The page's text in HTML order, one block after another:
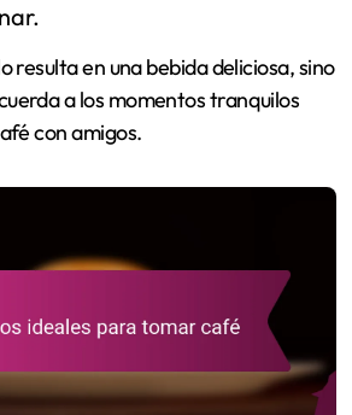
resulta en una bebida deliciosa, sino
a los momentos tranquilos
con amigos.